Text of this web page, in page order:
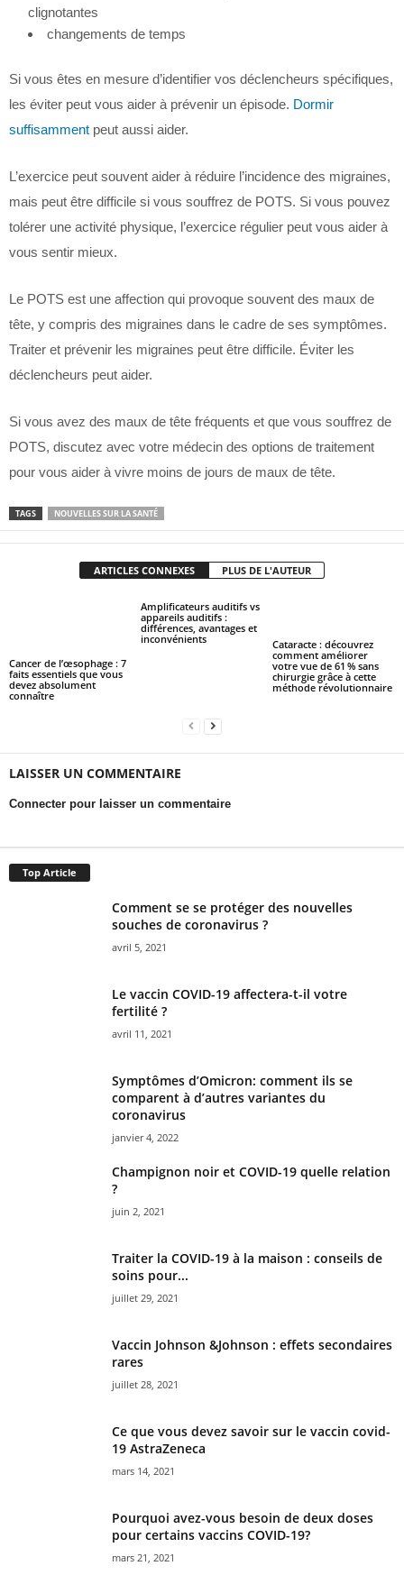
clignotantes
changements de temps
Si vous êtes en mesure d’identifier vos déclencheurs spécifiques,
les éviter peut vous aider à prévenir un épisode. Dormir
suffisamment peut aussi aider.
L’exercice peut souvent aider à réduire l’incidence des migraines,
mais peut être difficile si vous souffrez de POTS. Si vous pouvez
tolérer une activité physique, l’exercice régulier peut vous aider à
vous sentir mieux.
Le POTS est une affection qui provoque souvent des maux de
tête, y compris des migraines dans le cadre de ses symptômes.
Traiter et prévenir les migraines peut être difficile. Éviter les
déclencheurs peut aider.
Si vous avez des maux de tête fréquents et que vous souffrez de
POTS, discutez avec votre médecin des options de traitement
pour vous aider à vivre moins de jours de maux de tête.
TAGS NOUVELLES SUR LA SANTÉ
ARTICLES CONNEXES PLUS DE L'AUTEUR
Cancer de l’œsophage : 7
faits essentiels que vous
devez absolument
connaître
Amplificateurs auditifs vs
appareils auditifs :
différences, avantages et
inconvénients
Cataracte : découvrez
comment améliorer
votre vue de 61 % sans
chirurgie grâce à cette
méthode révolutionnaire
LAISSER UN COMMENTAIRE
Connecter pour laisser un commentaire
Top Article
Comment se se protéger des nouvelles
souches de coronavirus ?
avril 5, 2021
Le vaccin COVID-19 affectera-t-il votre
fertilité ?
avril 11, 2021
Symptômes d’Omicron: comment ils se
comparent à d’autres variantes du
coronavirus
janvier 4, 2022
Champignon noir et COVID-19 quelle relation
?
juin 2, 2021
Traiter la COVID-19 à la maison : conseils de
soins pour...
juillet 29, 2021
Vaccin Johnson &Johnson : effets secondaires
rares
juillet 28, 2021
Ce que vous devez savoir sur le vaccin covid-
19 AstraZeneca
mars 14, 2021
Pourquoi avez-vous besoin de deux doses
pour certains vaccins COVID-19?
mars 21, 2021